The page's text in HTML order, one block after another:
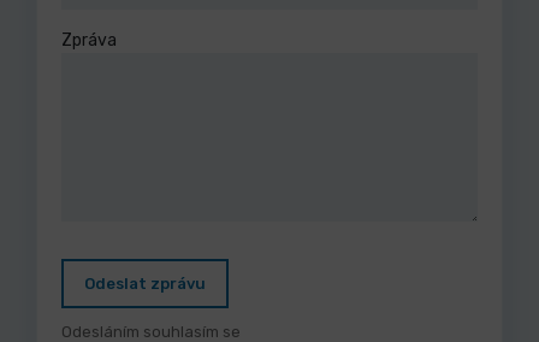
Zpráva
Odeslat zprávu
Odesláním souhlasím se